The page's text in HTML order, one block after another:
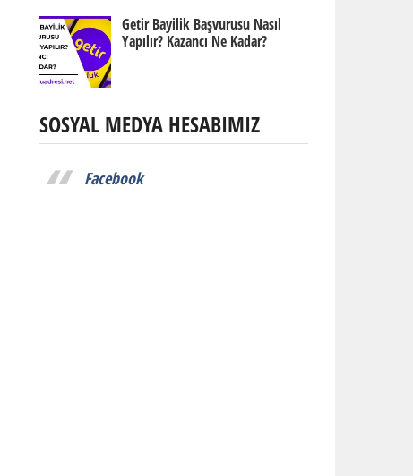
Getir Bayilik Başvurusu Nasıl
Yapılır? Kazancı Ne Kadar?
SOSYAL MEDYA HESABIMIZ
Facebook